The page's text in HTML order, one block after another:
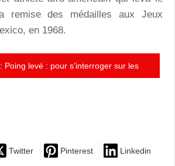
remise des médailles aux Jeux
en 1968.
Poing levé : pour s’interroger sur les
Twitter Pinterest Linkedin